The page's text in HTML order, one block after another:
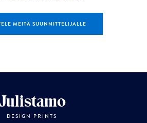
MEITÄ SUUNNITTELIJALLE
DESIGN PRINTS